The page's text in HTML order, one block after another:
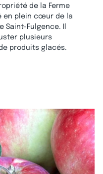
de la Ferme
en plein cœur de la
Fulgence. Il
plusieurs
produits glacés.